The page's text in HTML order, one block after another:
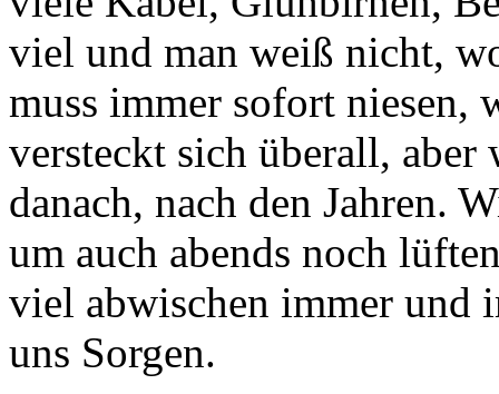
viel und man weiß nicht,
muss immer sofort niesen,
versteckt sich überall, aber
danach, nach den Jahren.
um auch abends noch
viel abwischen immer und
uns Sorgen.